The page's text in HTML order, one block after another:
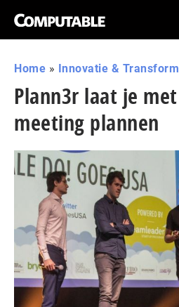
Home » Innovatie &
Plann3r laat je
meeting plannen